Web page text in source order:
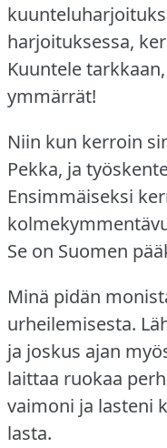
harjoituksessa,
Kuuntele
ymmärrät!
Niin kun kerroin
Pekka, ja
Ensimmäiseksi
Se on Suomen
Minä pidän
urheilemisesta.
ja joskus ajan
laittaa ruokaa
vaimoni ja lasteni
lasta.